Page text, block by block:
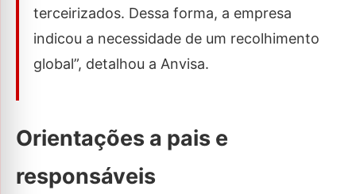
terceirizados. Dessa forma, a empresa
indicou a necessidade de um recolhimento
global”, detalhou a Anvisa.
Orientações a pais e
responsáveis